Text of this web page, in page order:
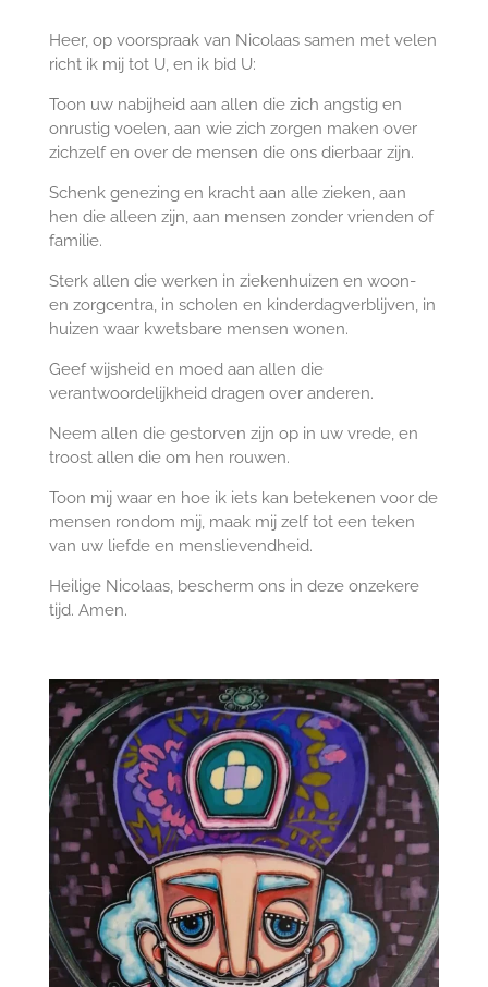
Heer, op voorspraak van Nicolaas samen met velen
richt ik mij tot U, en ik bid U:
Toon uw nabijheid aan allen die zich angstig en
onrustig voelen, aan wie zich zorgen maken over
zichzelf en over de mensen die ons dierbaar zijn.
Schenk genezing en kracht aan alle zieken, aan
hen die alleen zijn, aan mensen zonder vrienden of
familie.
Sterk allen die werken in ziekenhuizen en woon-
en zorgcentra, in scholen en kinderdagverblijven, in
huizen waar kwetsbare mensen wonen.
Geef wijsheid en moed aan allen die
verantwoordelijkheid dragen over anderen.
Neem allen die gestorven zijn op in uw vrede, en
troost allen die om hen rouwen.
Toon mij waar en hoe ik iets kan betekenen voor de
mensen rondom mij, maak mij zelf tot een teken
van uw liefde en menslievendheid.
Heilige Nicolaas, bescherm ons in deze onzekere
tijd. Amen.